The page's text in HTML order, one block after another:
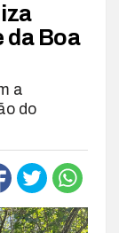
da Boa
a
do